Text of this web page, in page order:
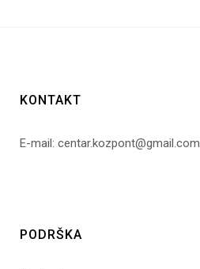
KONTAKT
E-mail: centar.kozpont@gmail.com
PODRŠKA